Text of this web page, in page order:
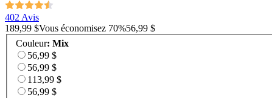
402 Avis
189,99 $Vous économisez 70%56,99 $
Couleur: Mix
56,99 $
56,99 $
113,99 $
56,99 $